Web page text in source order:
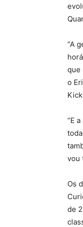
“A
que
o
“E
vou
Os
de